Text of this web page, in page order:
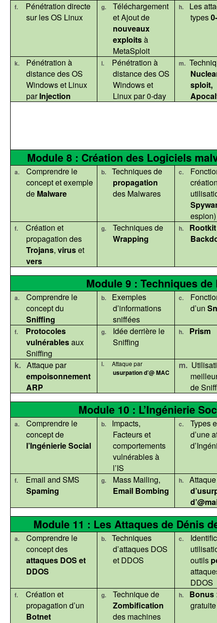
f.
Pénétration directe
sur les OS Linux
g.
Téléchargement
et Ajout de
nouveaux
exploitsà
MetaSploit
h.
Les
types
k.
Pénétration à
distance des OS
Windows et Linux
parInjection
l.
Pénétration à
distance des OS
Windows et
Linux par 0-day
m.
sploit,
Module 8 : Création des Logiciels
a.
Comprendre le
concept et exemple
de Malware
b.
Techniques de
propagation
des Malwares
c.
espion)
f.
Création et
propagation des
Trojans, viruset
vers
g.
Techniques de
Wrapping
h. Rootkit
Module 9 : Techniques
a.
Comprendre le
concept du
Sniffing
b.
Exemples
d’informations
sniffées
c.
d’un
f.
Protocoles
vulnérablesaux
Sniffing
g.
Idée derrière le
Sniffing
h. Prism
k. Attaque par
empoisonnement
ARP
l. Attaque par
usurpationd’@ MAC
m.
de
Module 10 : L’Ingénierie
a.
Comprendre le
concept de
l’Ingénierie Social
b.
Impacts,
Facteurs et
comportements
vulnérables à
l’IS
c.
Types
d’une
f.
Email and SMS
Spaming
g.
Mass Mailing,
Email Bombing
h.
Attaque
Module 11 : Les Attaques de Dénis
a.
Comprendre le
concept des
attaques DOS et
DDOS
b.
Techniques
d’attaques DOS
et DDOS
c.
outils
DDOS
f.
Création et
propagation d’un
Botnet
g.
Technique de
Zombification
des machines
h. Bonus